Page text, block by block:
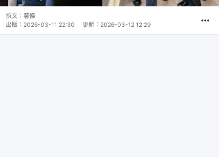
撰文： 薯條
出版： 2026-03-11 22:30 更新： 2026-03-12 12:29